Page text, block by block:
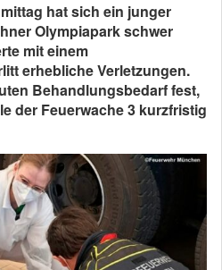
hat sich ein junger
Olympiapark schwer
mit einem
erhebliche Verletzungen.
Behandlungsbedarf fest,
der Feuerwache 3 kurzfristig